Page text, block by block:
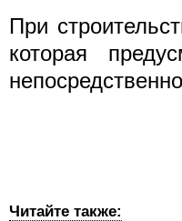
При
которая
Читайте также: